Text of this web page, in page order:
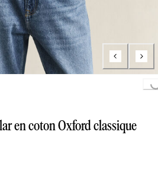
Loading...
en coton Oxford classique